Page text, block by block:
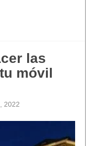
las
móvil
2022